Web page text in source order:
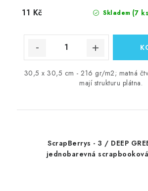
Skladem (7
11 Kč
30,5 x 30,5 cm - 216 gr/m2; matná
mají strukturu plátna.
ScrapBerrys - 3 / DEEP
jednobarevná